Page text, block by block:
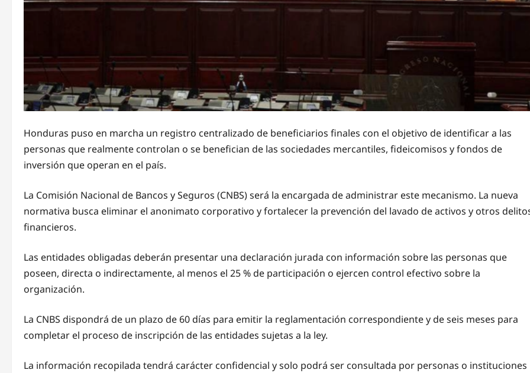
Honduras puso en marcha un registro centralizado de beneficiarios finales con el objetivo de identificar a las
personas que realmente controlan o se benefician de las sociedades mercantiles, fideicomisos y fondos de
inversión que operan en el país.
La Comisión Nacional de Bancos y Seguros (CNBS) será la encargada de administrar este mecanismo. La nueva
normativa busca eliminar el anonimato corporativo y fortalecer la prevención del lavado de activos y otros
financieros.
Las entidades obligadas deberán presentar una declaración jurada con información sobre las personas que
poseen, directa o indirectamente, al menos el 25 % de participación o ejercen control efectivo sobre la
organización.
La CNBS dispondrá de un plazo de 60 días para emitir la reglamentación correspondiente y de seis meses para
completar el proceso de inscripción de las entidades sujetas a la ley.
La información recopilada tendrá carácter confidencial y solo podrá ser consultada por personas o instituciones